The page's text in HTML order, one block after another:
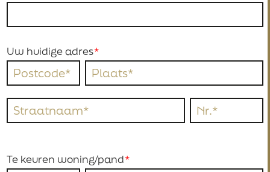
Uw huidige adres
Te keuren woning/pand